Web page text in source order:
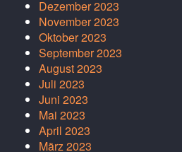
Dezember 2023
November 2023
Oktober 2023
September 2023
August 2023
Juli 2023
Juni 2023
Mai 2023
April 2023
März 2023